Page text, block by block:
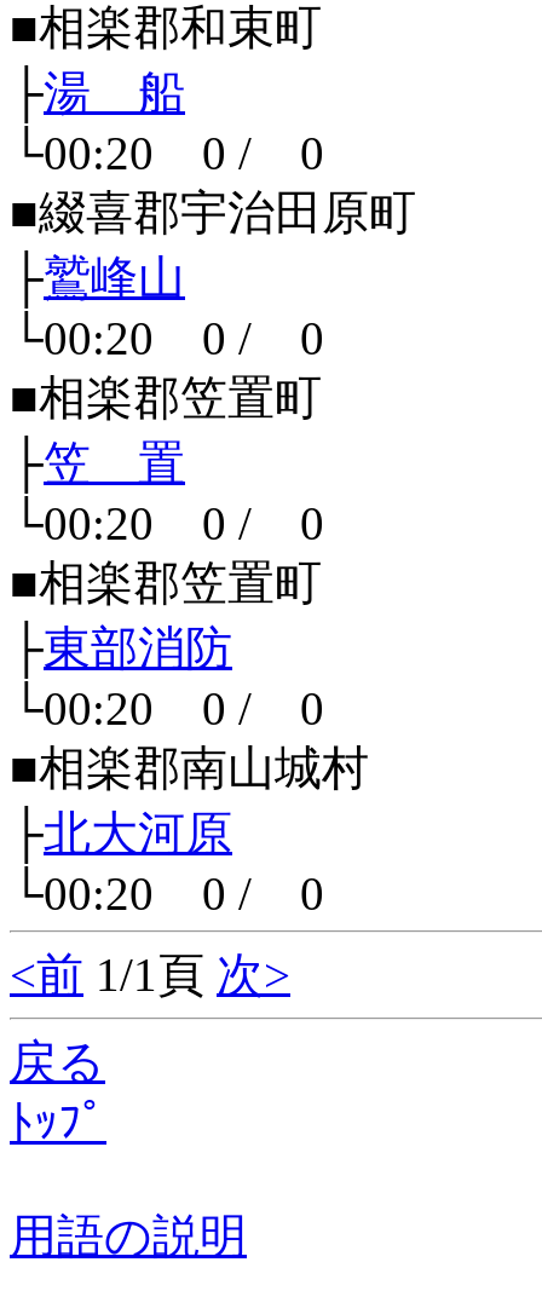
■相楽郡和束町
├湯 船
└00:20 0 / 0
■綴喜郡宇治田原町
├鷲峰山
└00:20 0 / 0
■相楽郡笠置町
├笠 置
└00:20 0 / 0
■相楽郡笠置町
├東部消防
└00:20 0 / 0
■相楽郡南山城村
├北大河原
└00:20 0 / 0
<前 1/1頁 次>
戻る
ﾄｯﾌﾟ
用語の説明